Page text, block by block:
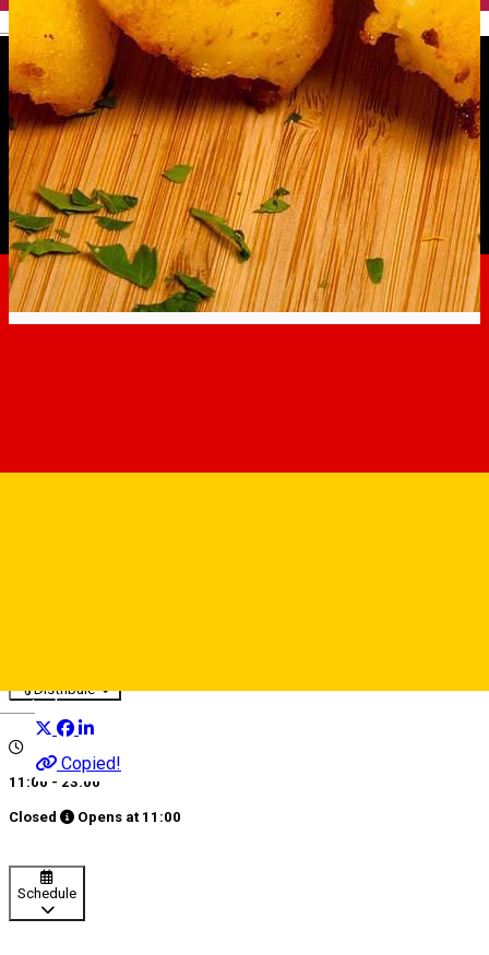
Deutsch
Distribuie
Copied!
11:00 - 23:00
Closed Opens at 11:00
Schedule